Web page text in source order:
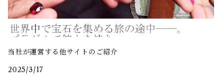
当社が運営する他サイトのご紹介
2025/3/17